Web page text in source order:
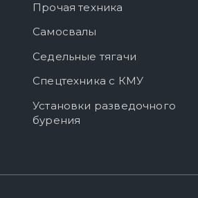
Прочая техника
Самосвалы
Седельные тягачи
Спецтехника с КМУ
Установки разведочного
бурения